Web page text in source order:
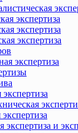
экспертиза
экспертиза
экспертиза
экспертиза
экспертиза и